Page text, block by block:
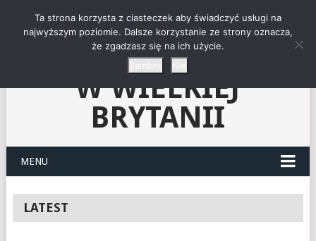
"NIEZNANY ŚWIAT"-
KLUB CZYTELNIKÓW
W WIELKIEJ
BRYTANII
MENU
LATEST
Ta strona korzysta z ciasteczek aby świadczyć usługi na
najwyższym poziomie. Dalsze korzystanie ze strony oznacza,
że zgadzasz się na ich użycie.
Zamknij
Nie